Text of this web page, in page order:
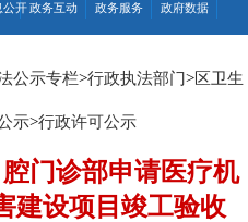
公开政务互动 政务服务 政府数据
公示专栏>行政执法部门>区卫生
示>行政许可公示
门诊部申请医疗机
建设项目竣工验收